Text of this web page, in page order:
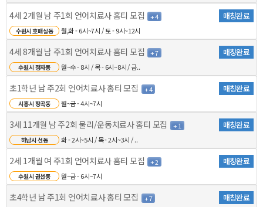
4세 2개월 남 주1회 언어치료사 홈티 모집 + 4 매칭완료
수원시 호매실동 월,화 - 6시~7시 / 토 - 9시~12시
4세 8개월 남 주1회 언어치료사 홈티 모집 + 7 매칭완료
수원시 정자동 월~수 - 8시 / 목 - 6시~8시 / 금..
초1학년 남 주2회 언어치료사 홈티 모집 + 4 매칭완료
시흥시 장곡동 월~금 - 4시~7시
3세 11개월 남 주2회 물리/운동치료사 홈티 모집 + 1 매칭완료
하남시 선동 화 - 2시~5시 / 목 - 2시~3시 / ..
2세 1개월 여 주1회 언어치료사 홈티 모집 + 2 매칭완료
수원시 권선동 월~금 - 6시~7시
초4학년 남 주1회 언어치료사 홈티 모집 + 7 매칭완료